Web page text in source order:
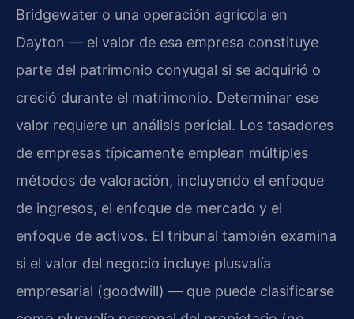
Bridgewater o una operación agrícola en
Dayton — el valor de esa empresa constituye
parte del patrimonio conyugal si se adquirió o
creció durante el matrimonio. Determinar ese
valor requiere un análisis pericial. Los tasadores
de empresas típicamente emplean múltiples
métodos de valoración, incluyendo el enfoque
de ingresos, el enfoque de mercado y el
enfoque de activos. El tribunal también examina
si el valor del negocio incluye plusvalía
empresarial (goodwill) — que puede clasificarse